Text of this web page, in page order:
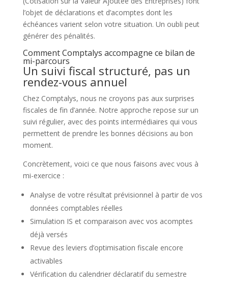
l’objet de déclarations et d’acomptes dont les
échéances varient selon votre situation. Un oubli peut
générer des pénalités.
Comment Comptalys accompagne ce bilan de
mi-parcours
Un suivi fiscal structuré, pas un
rendez-vous annuel
Chez Comptalys, nous ne croyons pas aux surprises
fiscales de fin d’année. Notre approche repose sur un
suivi régulier, avec des points intermédiaires qui vous
permettent de prendre les bonnes décisions au bon
moment.
Concrètement, voici ce que nous faisons avec vous à
mi-exercice :
Analyse de votre résultat prévisionnel à partir de vos
données comptables réelles
Simulation IS et comparaison avec vos acomptes
déjà versés
Revue des leviers d’optimisation fiscale encore
activables
Vérification du calendrier déclaratif du semestre